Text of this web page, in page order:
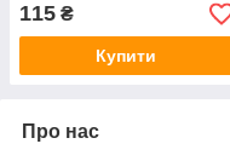
115 ₴
Купити
Про нас